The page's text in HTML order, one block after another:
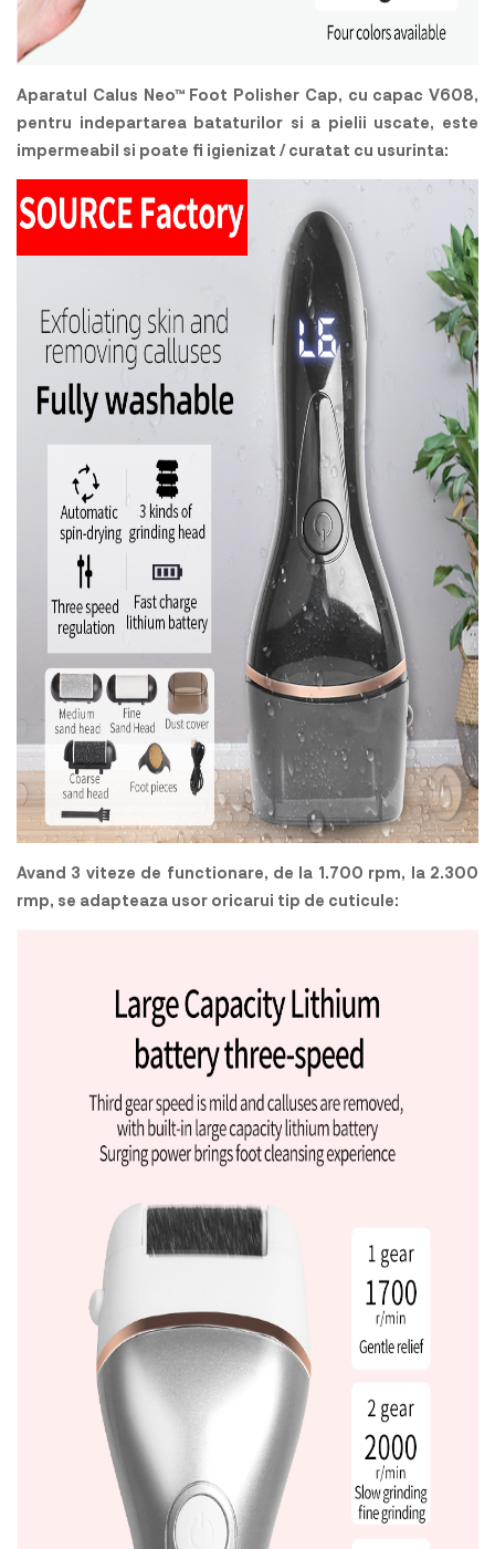
Aparatul Calus Neo™ Foot Polisher Cap, cu capac V608,
pentru indepartarea bataturilor si a pielii uscate, este
impermeabil si poate fi igienizat / curatat cu usurinta:
Avand 3 viteze de functionare, de la 1.700 rpm, la 2.300
rmp, se adapteaza usor oricarui tip de cuticule: